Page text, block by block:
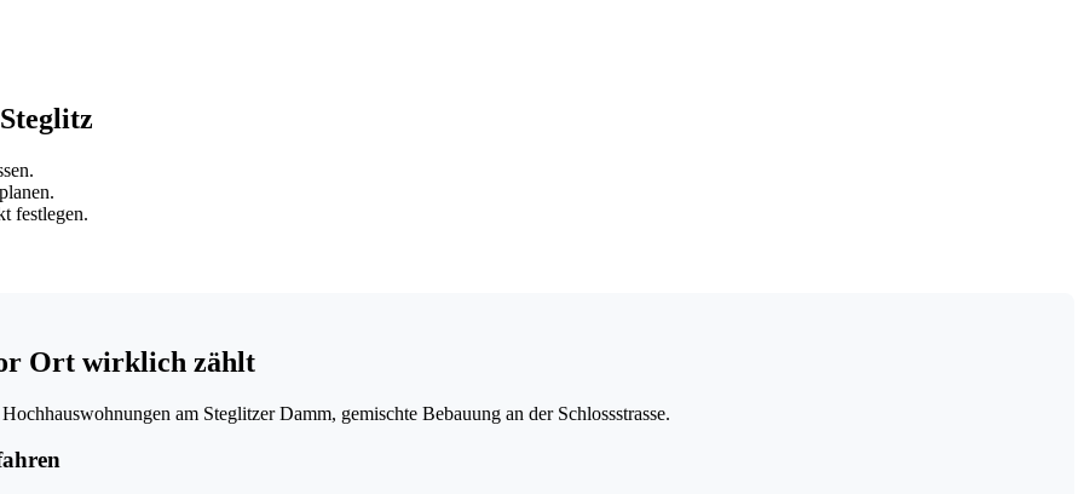
festlegen.
Ort wirklich zählt
am Steglitzer Damm, gemischte Bebauung an der Schlossstrasse.